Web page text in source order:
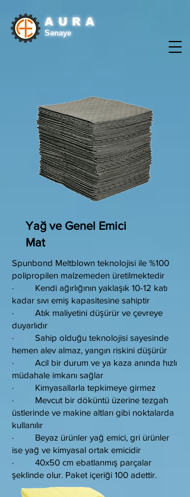
AURA
Sənaye
Yağ ve Genel Emici
Mat
Spunbond Meltblown teknolojisi ile %100
polipropilen malzemeden üretilmektedir
· Kendi ağırlığının yaklaşık 10-12 katı
kadar sıvı emiş kapasitesine sahiptir
· Atık maliyetini düşürür ve çevreye
duyarlıdır
· Sahip olduğu teknolojisi sayesinde
hemen alev almaz, yangın riskini düşürür
· Acil bir durum ve ya kaza anında hızlı
müdahale imkanı sağlar
· Kimyasallarla tepkimeye girmez
· Mevcut bir döküntü üzerine tezgah
üstlerinde ve makine altları gibi noktalarda
kullanılır
· Beyaz ürünler yağ emici, gri ürünler
ise yağ ve kimyasal ortak emicidir
· 40x50 cm ebatlanmış parçalar
şeklinde olur. Paket içeriği 100 adettir.